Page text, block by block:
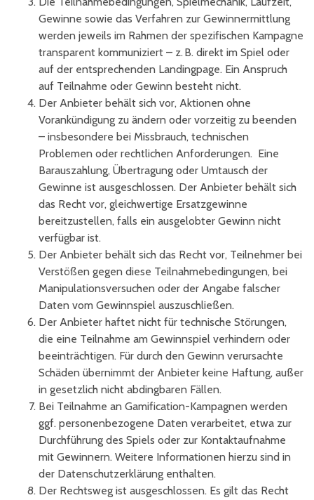
Gewinne sowie das Verfahren zur Gewinnermittlung
werden jeweils im Rahmen der spezifischen Kampagne
transparent kommuniziert – z. B. direkt im Spiel oder
auf der entsprechenden Landingpage. Ein Anspruch
auf Teilnahme oder Gewinn besteht nicht.
Der Anbieter behält sich vor, Aktionen ohne
Vorankündigung zu ändern oder vorzeitig zu beenden
– insbesondere bei Missbrauch, technischen
Problemen oder rechtlichen Anforderungen. Eine
Barauszahlung, Übertragung oder Umtausch der
Gewinne ist ausgeschlossen. Der Anbieter behält sich
das Recht vor, gleichwertige Ersatzgewinne
bereitzustellen, falls ein ausgelobter Gewinn nicht
verfügbar ist.
Der Anbieter behält sich das Recht vor, Teilnehmer bei
Verstößen gegen diese Teilnahmebedingungen, bei
Manipulationsversuchen oder der Angabe falscher
Daten vom Gewinnspiel auszuschließen.
Der Anbieter haftet nicht für technische Störungen,
die eine Teilnahme am Gewinnspiel verhindern oder
beeinträchtigen. Für durch den Gewinn verursachte
Schäden übernimmt der Anbieter keine Haftung, außer
in gesetzlich nicht abdingbaren Fällen.
Bei Teilnahme an Gamification-Kampagnen werden
ggf. personenbezogene Daten verarbeitet, etwa zur
Durchführung des Spiels oder zur Kontaktaufnahme
mit Gewinnern. Weitere Informationen hierzu sind in
der Datenschutzerklärung enthalten.
Der Rechtsweg ist ausgeschlossen. Es gilt das Recht